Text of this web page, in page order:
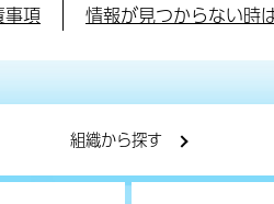
事項 情報が見つからない時
組織から探す